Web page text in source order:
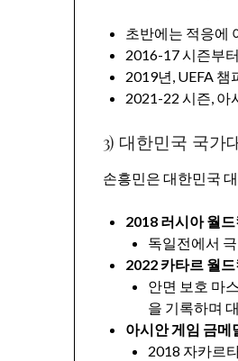
초반에는 적응에
2016-17 시즌부
2019년, UEFA
2021-22 시즌, 아
3) 대한민국 국가
손흥민은 대한민국
2018 러시아 월드
독일전에서
2022 카타르 월드
안면 보호 마
을 기록하며
아시안 게임 금메
2018 자카르